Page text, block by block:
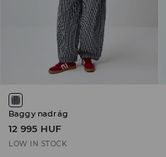
Baggy nadrág
12 995 HUF
LOW IN STOCK